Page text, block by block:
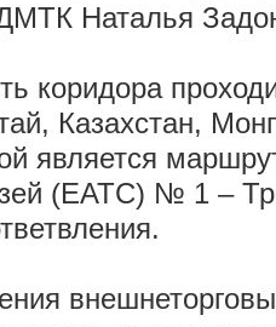
Наталья
коридора
Казахстан,
является
(ЕАТС) № 1 –